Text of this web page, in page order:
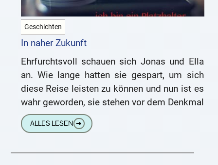
Geschichten
In naher Zukunft
Ehrfurchtsvoll schauen sich Jonas und Ella
an. Wie lange hatten sie gespart, um sich
diese Reise leisten zu können und nun ist es
wahr geworden, sie stehen vor dem Denkmal
ALLES LESEN ➔